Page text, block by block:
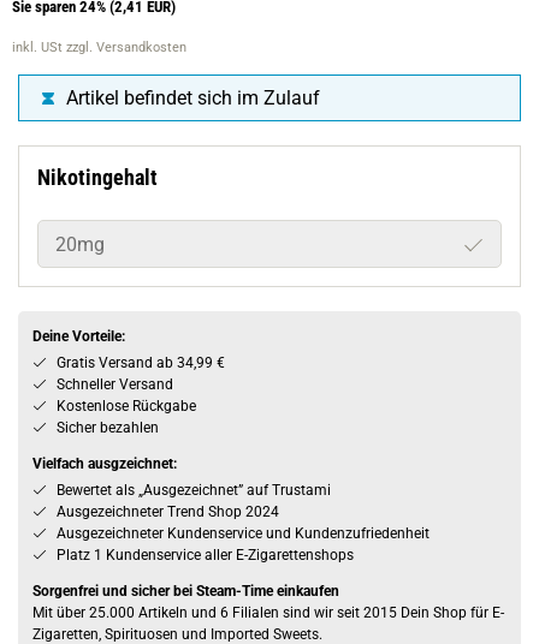
Sie sparen 24% (2,41 EUR)
inkl. USt zzgl. Versandkosten
Artikel befindet sich im Zulauf
Nikotingehalt
20mg
Deine Vorteile:
Gratis Versand ab 34,99 €
Schneller Versand
Kostenlose Rückgabe
Sicher bezahlen
Vielfach ausgzeichnet:
Bewertet als „Ausgezeichnet” auf Trustami
Ausgezeichneter Trend Shop 2024
Ausgezeichneter Kundenservice und Kundenzufriedenheit
Platz 1 Kundenservice aller E-Zigarettenshops
Sorgenfrei und sicher bei Steam-Time einkaufen
Mit über 25.000 Artikeln und 6 Filialen sind wir seit 2015 Dein Shop für E-
Zigaretten, Spirituosen und Imported Sweets.